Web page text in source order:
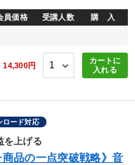
員価格 受講人数 購 入
14,300円
カートに
入れる
ロード対応
を上げる
商品の一点突破戦略》音